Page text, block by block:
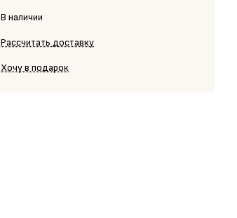
В наличии
Рассчитать доставку
Хочу в подарок